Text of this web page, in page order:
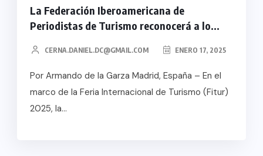
La Federación Iberoamericana de
Periodistas de Turismo reconocerá a lo...
CERNA.DANIEL.DC@GMAIL.COM ENERO 17, 2025
Por Armando de la Garza Madrid, España – En el
marco de la Feria Internacional de Turismo (Fitur)
2025, la...